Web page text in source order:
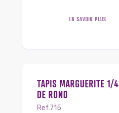
EN SAVOIR PLUS
TAPIS MARGUERITE 1/4
DE ROND
Ref.715